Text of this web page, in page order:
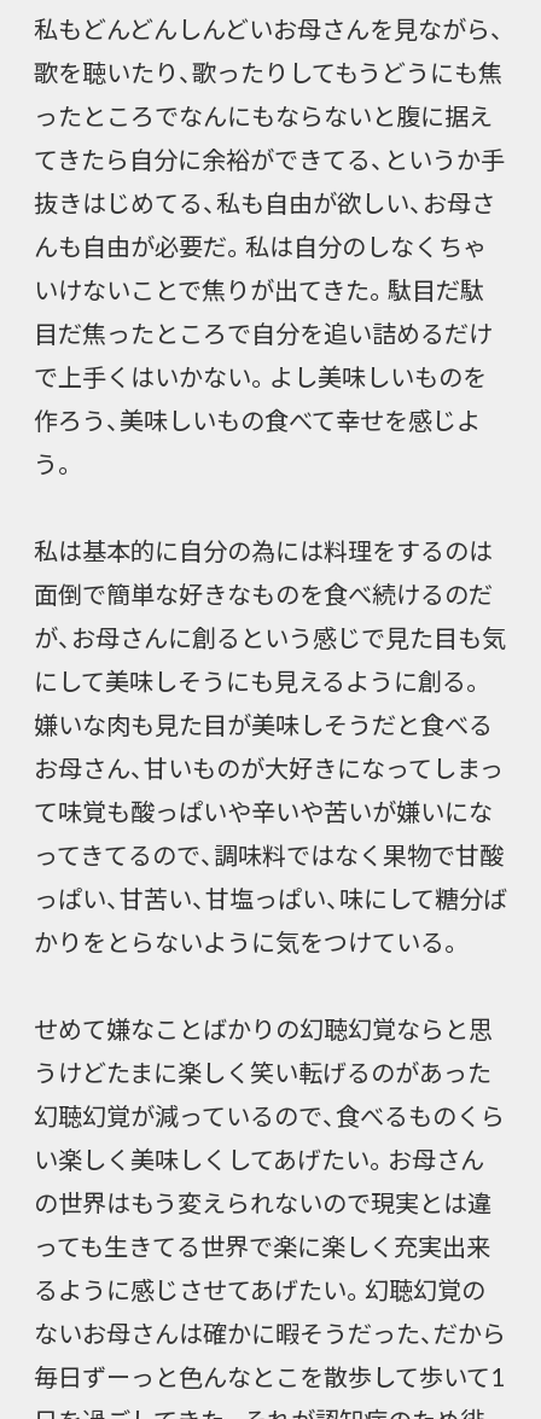
私もどんどんしんどいお母さんを見ながら、
歌を聴いたり、歌ったりしてもうどうにも焦
ったところでなんにもならないと腹に据え
てきたら自分に余裕ができてる、というか手
抜きはじめてる、私も自由が欲しい、お母さ
んも自由が必要だ。私は自分のしなくちゃ
いけないことで焦りが出てきた。駄目だ駄
目だ焦ったところで自分を追い詰めるだけ
で上手くはいかない。よし美味しいものを
作ろう、美味しいもの食べて幸せを感じよ
う。
私は基本的に自分の為には料理をするのは
面倒で簡単な好きなものを食べ続けるのだ
が、お母さんに創るという感じで見た目も気
にして美味しそうにも見えるように創る。
嫌いな肉も見た目が美味しそうだと食べる
お母さん、甘いものが大好きになってしまっ
て味覚も酸っぱいや辛いや苦いが嫌いにな
ってきてるので、調味料ではなく果物で甘酸
っぱい、甘苦い、甘塩っぱい、味にして糖分ば
かりをとらないように気をつけている。
せめて嫌なことばかりの幻聴幻覚ならと思
うけどたまに楽しく笑い転げるのがあった
幻聴幻覚が減っているので、食べるものくら
い楽しく美味しくしてあげたい。お母さん
の世界はもう変えられないので現実とは違
っても生きてる世界で楽に楽しく充実出来
るように感じさせてあげたい。幻聴幻覚の
ないお母さんは確かに暇そうだった、だから
毎日ずーっと色んなとこを散歩して歩いて1